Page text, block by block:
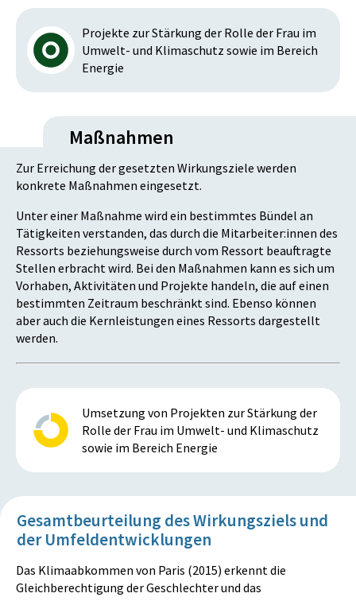
Projekte zur Stärkung der Rolle der Frau im
Umwelt- und Klimaschutz sowie im Bereich
Energie
Maßnahmen
Zur Erreichung der gesetzten Wirkungsziele werden
konkrete Maßnahmen eingesetzt.
Unter einer Maßnahme wird ein bestimmtes Bündel an
Tätigkeiten verstanden, das durch die Mitarbeiter:innen des
Ressorts beziehungsweise durch vom Ressort beauftragte
Stellen erbracht wird. Bei den Maßnahmen kann es sich um
Vorhaben, Aktivitäten und Projekte handeln, die auf einen
bestimmten Zeitraum beschränkt sind. Ebenso können
aber auch die Kernleistungen eines Ressorts dargestellt
werden.
Umsetzung von Projekten zur Stärkung der
Rolle der Frau im Umwelt- und Klimaschutz
sowie im Bereich Energie
Gesamtbeurteilung des Wirkungsziels und
der Umfeldentwicklungen
Das Klimaabkommen von Paris⁠ (2015) erkennt die
Gleichberechtigung der Geschlechter und das